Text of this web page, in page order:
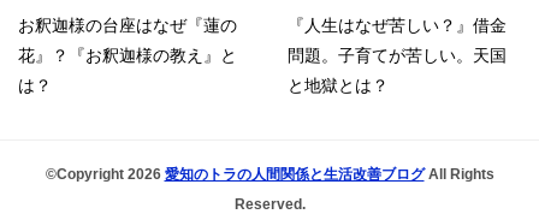
お釈迦様の台座はなぜ『蓮の
花』？『お釈迦様の教え』と
は？
『人生はなぜ苦しい？』借金
問題。子育てが苦しい。天国
と地獄とは？
©Copyright 2026 愛知のトラの人間関係と生活改善ブログAll Rights
Reserved.